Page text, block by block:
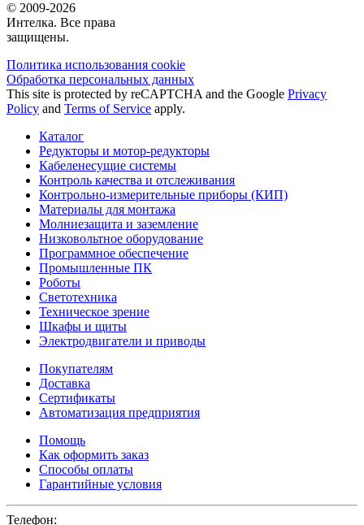
© 2009-2026
Интелка. Все права
защищены.
Политика использования сookie
Обработка персональных данных
This site is protected by reCAPTCHA and the Google Privacy
Policy and Terms of Service apply.
Каталог
Редукторы и мотор-редукторы
Кабеленесущие системы
Контроль качества и отслеживания
Контрольно-измерительные приборы (КИП)
Материалы для монтажа
Молниезащита и заземление
Низковольтное оборудование
Программное обеспечение
Промышленные ПК
Роботы
Светотехника
Техническое зрение
Шкафы и щиты
Электродвигатели и приводы
Покупателям
Доставка
Сертификаты
Автоматизация предприятия
Помощь
Как оформить заказ
Способы оплаты
Гарантийные условия
Телефон: